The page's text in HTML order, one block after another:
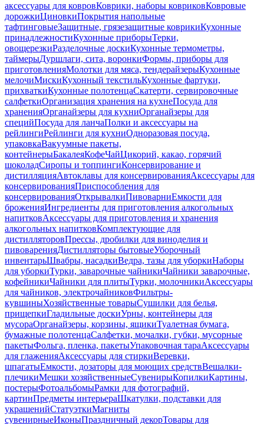
аксессуары для ковровКоврики, наборы ковриковКовровые
дорожкиЦиновкиПокрытия напольные
тафтинговыеЗащитные, грязезащитные коврикиКухонные
принадлежностиКухонные приборыТерки,
овощерезкиРазделочные доскиКухонные термометры,
таймерыДуршлаги, сита, воронкиФормы, приборы для
приготовленияМолотки для мяса, тендерайзерыКухонные
мелочиМискиКухонный текстильКухонные фартуки,
прихваткиКухонные полотенцаСкатерти, сервировочные
салфеткиОрганизация хранения на кухнеПосуда для
храненияОрганайзеры для кухниОрганайзеры для
специйПосуда для ланчаПолки и аксессуары на
рейлингиРейлинги для кухниОдноразовая посуда,
упаковкаВакуумные пакеты,
контейнерыБакалеяКофеЧайЦикорий, какао, горячий
шоколадСиропы и топпингиКонсервирование и
дистилляцияАвтоклавы для консервированияАксессуары для
консервированияПриспособления для
консервированияОткрывалкиПивоварниЕмкости для
броженияИнгредиенты для приготовления алкогольных
напитковАксессуары для приготовления и хранения
алкогольных напитковКомплектующие для
дистилляторовПрессы, дробилки для виноделия и
пивоваренияДистилляторы бытовыеУборочный
инвентарьШвабры, насадкиВедра, тазы для уборкиНаборы
для уборкиТурки, заварочные чайникиЧайники заварочные,
кофейникиЧайники для плитыТурки, молочникиАксессуары
для чайников, электрочайниковФильтры-
кувшиныХозяйственные товарыСушилки для белья,
прищепкиГладильные доскиУрны, контейнеры для
мусораОрганайзеры, корзины, ящикиТуалетная бумага,
бумажные полотенцаСалфетки, мочалки, губки, мусорные
пакетыФольга, пленка, пакетыУпаковочная тараАксессуары
для глаженияАксессуары для стиркиВеревки,
шпагатыЕмкости, дозаторы для моющих средствВешалки-
плечикиМешки хозяйственныеСувенирыКопилкиКартины,
постерыФотоальбомыРамки для фотографий,
картинПредметы интерьераШкатулки, подставки для
украшенийСтатуэткиМагниты
сувенирныеИконыПраздничный декорТовары для